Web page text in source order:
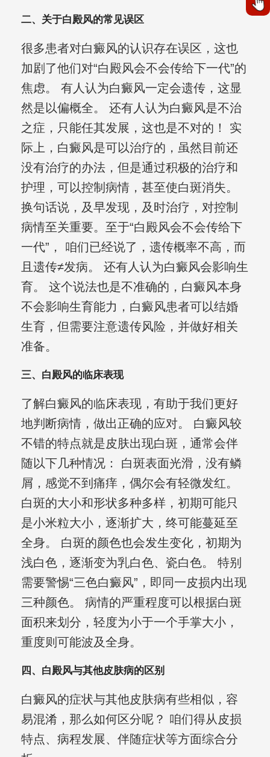
二、关于白殿风的常见误区
很多患者对白癜风的认识存在误区，这也
加剧了他们对“白殿风会不会传给下一代”的
焦虑。 有人认为白癜风一定会遗传，这显
然是以偏概全。 还有人认为白癜风是不治
之症，只能任其发展，这也是不对的！ 实
际上，白癜风是可以治疗的，虽然目前还
没有治疗的办法，但是通过积极的治疗和
护理，可以控制病情，甚至使白斑消失。
换句话说，及早发现，及时治疗，对控制
病情至关重要。至于“白殿风会不会传给下
一代”， 咱们已经说了，遗传概率不高，而
且遗传≠发病。 还有人认为白癜风会影响生
育。 这个说法也是不准确的，白癜风本身
不会影响生育能力，白癜风患者可以结婚
生育，但需要注意遗传风险，并做好相关
准备。
三、白殿风的临床表现
了解白癜风的临床表现，有助于我们更好
地判断病情，做出正确的应对。 白癜风较
不错的特点就是皮肤出现白斑，通常会伴
随以下几种情况： 白斑表面光滑，没有鳞
屑，感觉不到痛痒，偶尔会有轻微发红。
白斑的大小和形状多种多样，初期可能只
是小米粒大小，逐渐扩大，终可能蔓延至
全身。 白斑的颜色也会发生变化，初期为
浅白色，逐渐变为乳白色、瓷白色。 特别
需要警惕“三色白癜风”，即同一皮损内出现
三种颜色。 病情的严重程度可以根据白斑
面积来划分，轻度为小于一个手掌大小，
重度则可能波及全身。
四、白殿风与其他皮肤病的区别
白癜风的症状与其他皮肤病有些相似，容
易混淆，那么如何区分呢？ 咱们得从皮损
特点、病程发展、伴随症状等方面综合分